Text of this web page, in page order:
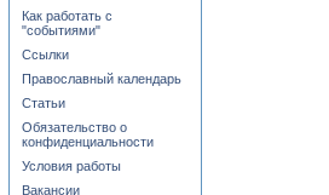
Как работать с
"событиями"
Ссылки
Православный календарь
Статьи
Обязательство о
конфиденциальности
Условия работы
Вакансии